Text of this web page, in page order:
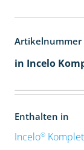
Artikelnummer
in Incelo
Enthalten in
Incelo®